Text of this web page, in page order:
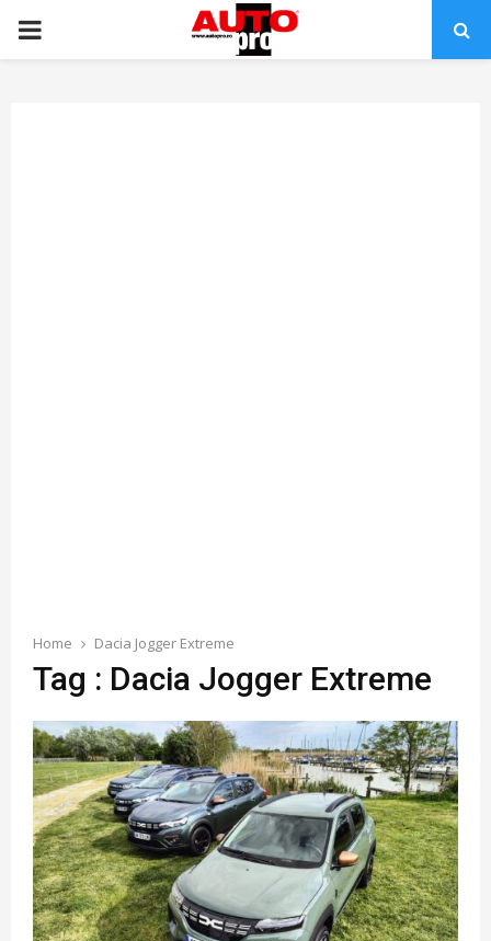
PRIMARY
Home Dacia Jogger Extreme
Tag : Dacia Jogger Extreme